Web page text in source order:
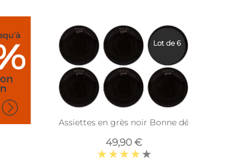
Assiettes en grès noir Bonne dégustation
49,90 €
Lot de 6